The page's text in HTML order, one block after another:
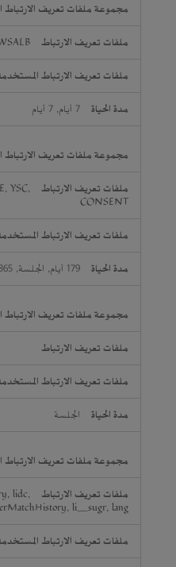
7 أيام, 7 أيام
YSC,
CONSENT
179 أيام, الجلسة, 365 أيام
الجلسة
lidc,
li_sugr, lang